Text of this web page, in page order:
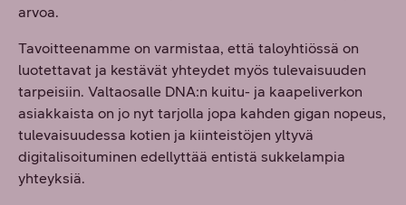
arvoa.
Tavoitteenamme on varmistaa, että taloyhtiössä on
luotettavat ja kestävät yhteydet myös tulevaisuuden
tarpeisiin. Valtaosalle DNA:n kuitu- ja kaapeliverkon
asiakkaista on jo nyt tarjolla jopa kahden gigan nopeus,
tulevaisuudessa kotien ja kiinteistöjen yltyvä
digitalisoituminen edellyttää entistä sukkelampia
yhteyksiä.